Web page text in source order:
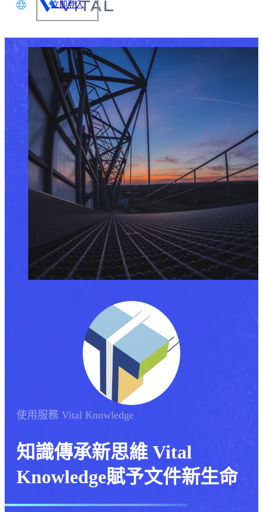
立即登入
使用服務 Vital Knowledge
知識傳承新思維 Vital
Knowledge賦予文件新生命